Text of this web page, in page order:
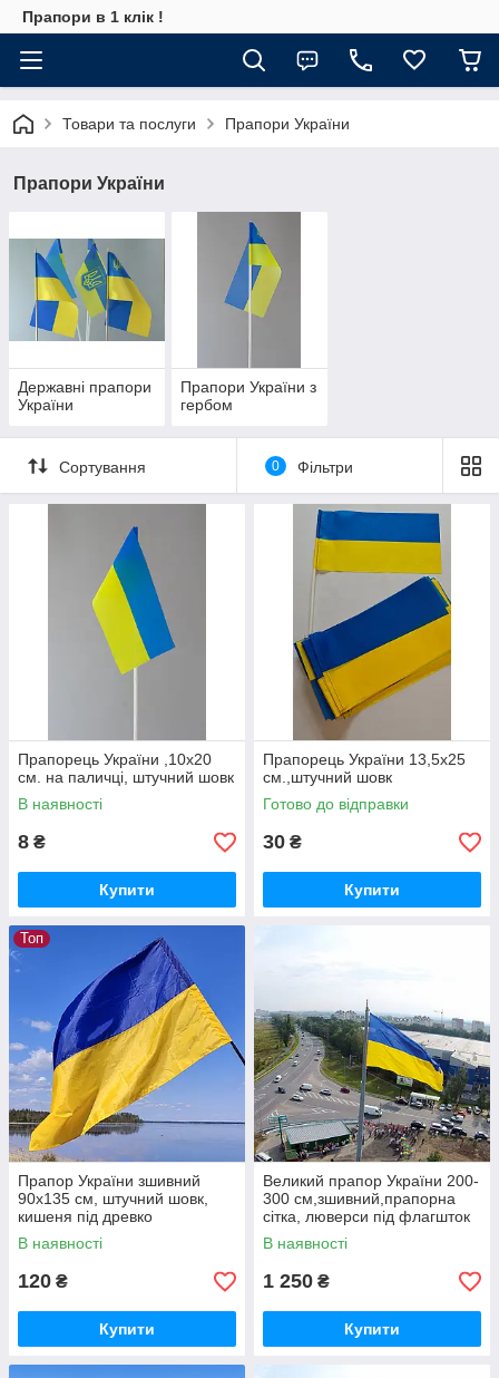
Прапори в 1 клік !
Товари та послуги Прапори України
Прапори України
Державні прапори
України
Прапори України з
гербом
Сортування 0 Фільтри
Прапорець України ,10х20
см. на паличці, штучний шовк
В наявності
8 ₴
Купити
Прапорець України 13,5х25
см.,штучний шовк
Готово до відправки
30 ₴
Купити
Топ
Прапор України зшивний
90х135 см, штучний шовк,
кишеня під древко
В наявності
120 ₴
Купити
Великий прапор України 200-
300 см,зшивний,прапорна
сітка, люверси під флагшток
В наявності
1 250 ₴
Купити